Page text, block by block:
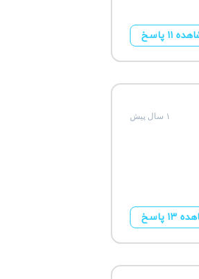
۱۱ پاسخ
۱ سال پیش
۱۳ پاسخ